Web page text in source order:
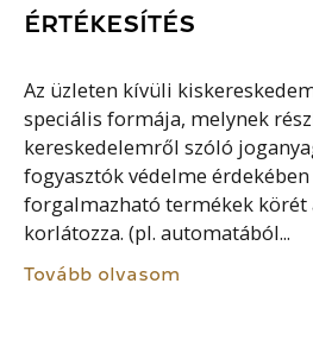
ÉRTÉKESÍTÉS
Az üzleten kívüli
speciális formája, melynek
kereskedelemről szóló
fogyasztók védelme
forgalmazható termékek körét
korlátozza. (pl. automatából...
Tovább olvasom